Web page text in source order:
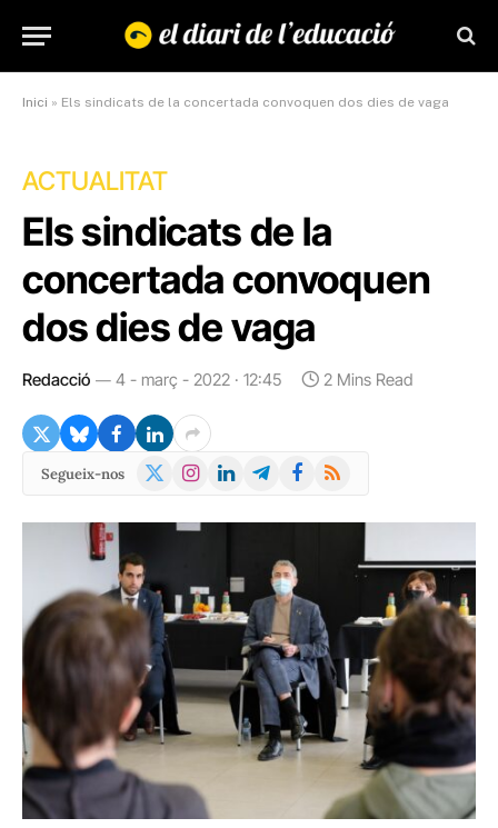
Inici » Els sindicats de la concertada convoquen dos dies de vaga
ACTUALITAT
Els sindicats de la
concertada convoquen
dos dies de vaga
Redacció 4 - març - 2022 · 12:45 2 Mins Read
Segueix-nos
X
Instagram
LinkedInTelegramFacebook
RSS